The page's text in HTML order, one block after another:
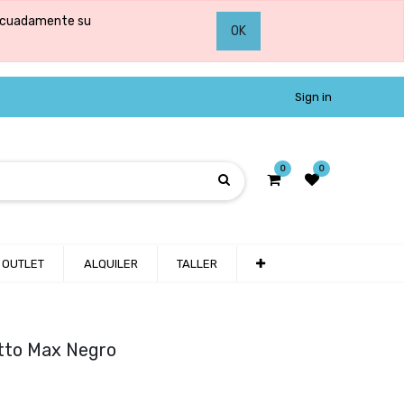
su
OK
Sign in
0 0
OUTLET ALQUILER TALLER
Max Negro